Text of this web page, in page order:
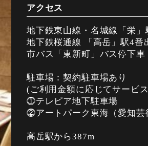
クライス、味噌椀、香の物
・コーヒー
ディナーOK
アクセス
地下鉄東山線・名城線「栄
地下鉄桜通線 「高岳」駅4番
市バス「東新町」バス停下車
駐車場：契約駐車場あり
(ご利用金額に応じてサービ
⓵テレピア地下駐車場
⓶アートパーク東海（愛知芸
高岳駅から387m